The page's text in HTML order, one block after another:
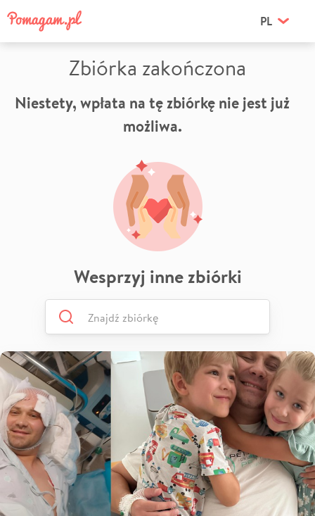
PL
Zbiórka zakończona
Niestety, wpłata na tę zbiórkę nie jest już
możliwa.
Wesprzyj inne zbiórki